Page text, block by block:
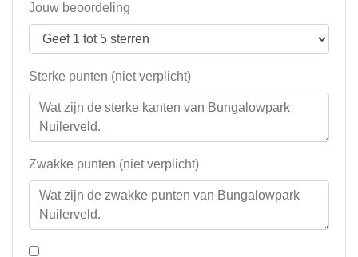
Jouw beoordeling
Sterke punten (niet verplicht)
Zwakke punten (niet verplicht)